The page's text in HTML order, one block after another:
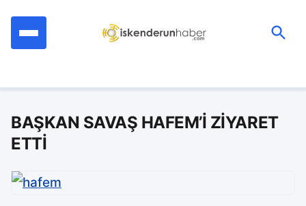
BAŞKAN SAVAŞ HAFEM’İ ZİYARET
ETTİ